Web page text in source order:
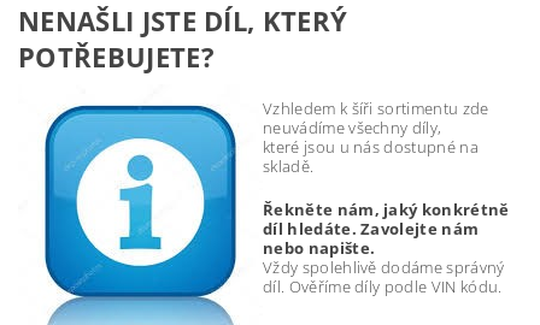
NENAŠLI JSTE DÍL, KTERÝ
POTŘEBUJETE?
Vzhledem k šíři sortimentu zde
neuvádíme všechny díly,
které jsou u nás dostupné na
skladě.
Řekněte nám, jaký konkrétně
díl hledáte. Zavolejte nám
nebo napište.
Vždy spolehlivě dodáme správný
díl. Ověříme díly podle VIN kódu.